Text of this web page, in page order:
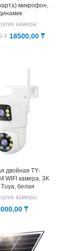
микрофон,
камеры
₸ Первоначальная
18500,00 ₸
двойная TY-
WIFI камера, 3K
Tuya, белая
камеры
₸